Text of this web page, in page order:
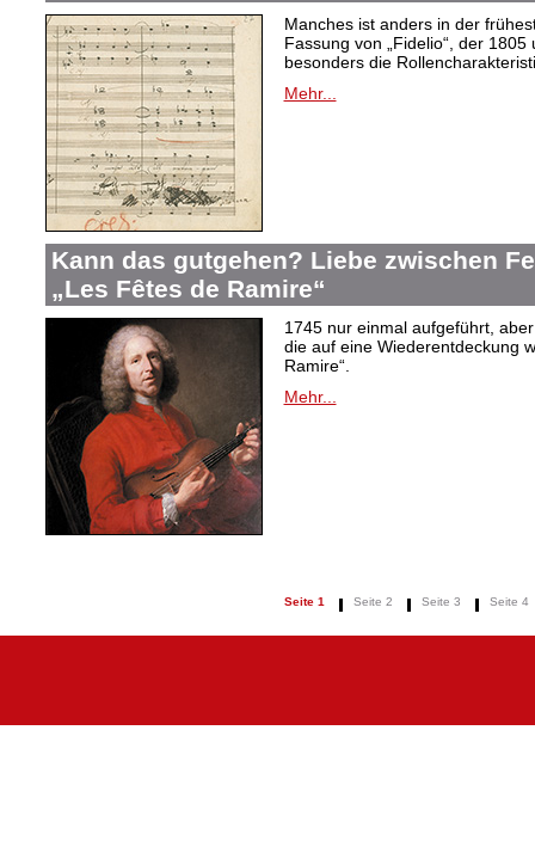
Manches ist anders in der
Fassung von „Fidelio“, der 1805
besonders die
Mehr...
Kann das gutgehen? Liebe zwischen
„Les Fêtes de Ramire“
1745 nur einmal aufgeführt,
die auf eine Wiederentdeckung
Ramire“.
Mehr...
Seite 1 Seite 2 Seite 3 Seite 4